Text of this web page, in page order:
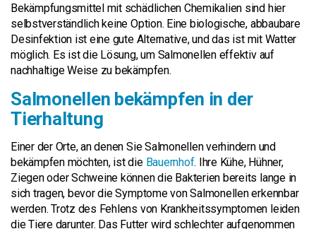
Bekämpfungsmittel mit schädlichen Chemikalien sind hier
selbstverständlich keine Option. Eine biologische, abbaubare
Desinfektion ist eine gute Alternative, und das ist mit Watter
möglich. Es ist die Lösung, um Salmonellen effektiv auf
nachhaltige Weise zu bekämpfen.
Salmonellen bekämpfen in der
Tierhaltung
Einer der Orte, an denen Sie Salmonellen verhindern und
bekämpfen möchten, ist die Bauernhof. Ihre Kühe, Hühner,
Ziegen oder Schweine können die Bakterien bereits lange in
sich tragen, bevor die Symptome von Salmonellen erkennbar
werden. Trotz des Fehlens von Krankheitssymptomen leiden
die Tiere darunter. Das Futter wird schlechter aufgenommen